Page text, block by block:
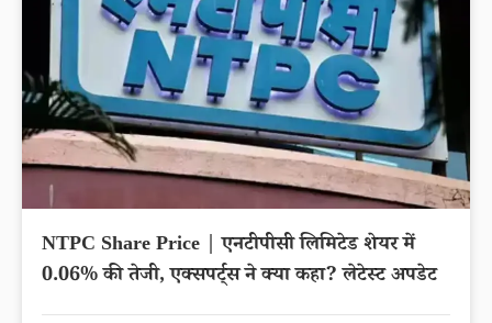
NTPC Share Price | एनटीपीसी लिमिटेड शेयर में
0.06% की तेजी, एक्सपर्ट्स ने क्या कहा? लेटेस्ट अपडेट